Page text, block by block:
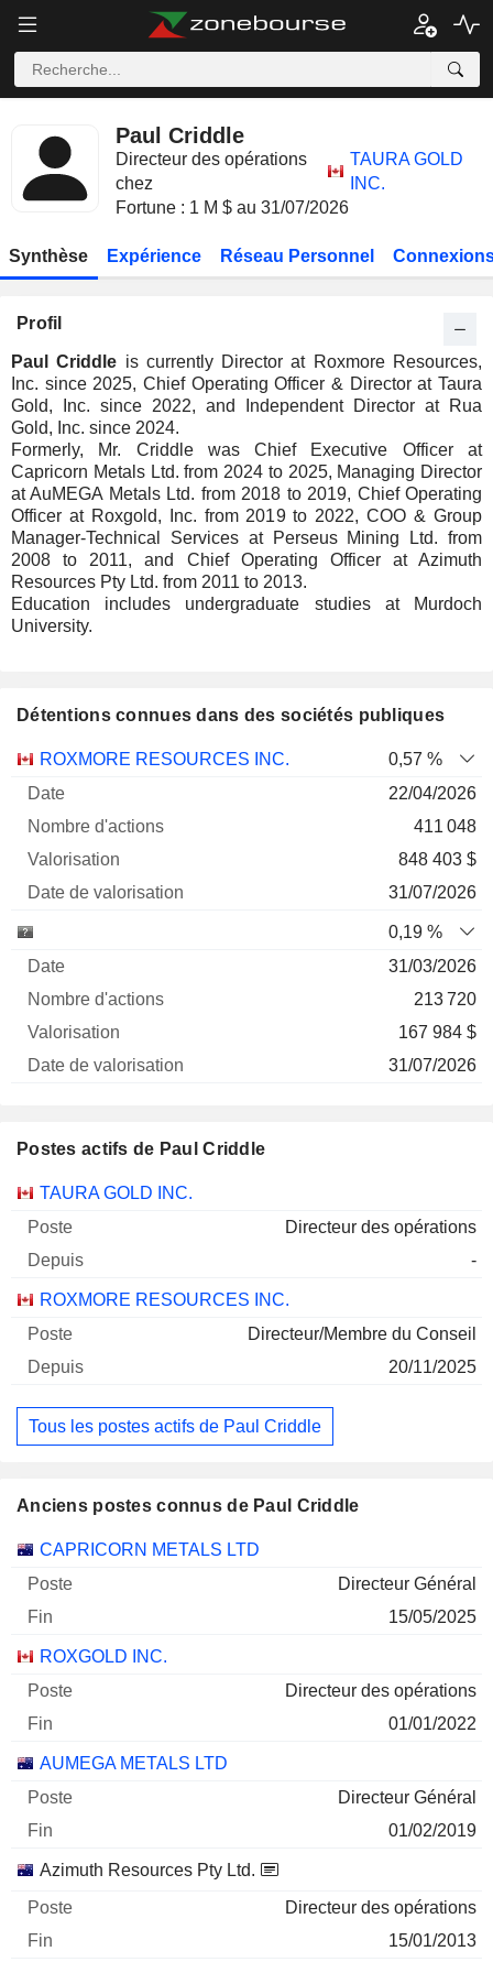
Paul Criddle
Directeur des opérations
chez
TAURA GOLD
INC.
Fortune : 1 M $ au 31/07/2026
Synthèse Expérience Réseau Personnel
Profil
Paul Criddle is currently Director at Roxmore Resources,
Inc. since 2025, Chief Operating Officer & Director at Taura
Gold, Inc. since 2022, and Independent Director at Rua
Gold, Inc. since 2024.
Formerly, Mr. Criddle was Chief Executive Officer at
Capricorn Metals Ltd. from 2024 to 2025, Managing Director
at AuMEGA Metals Ltd. from 2018 to 2019, Chief Operating
Officer at Roxgold, Inc. from 2019 to 2022, COO & Group
Manager-Technical Services at Perseus Mining Ltd. from
2008 to 2011, and Chief Operating Officer at Azimuth
Resources Pty Ltd. from 2011 to 2013.
Education includes undergraduate studies at Murdoch
University.
Détentions connues dans des sociétés publiques
Nombre
Date de
ROXMORE RESOURCES INC.
0,57 %
22/04/2026
411 048
848 403 $
31/07/2026
0,19 %
31/03/2026
213 720
167 984 $
31/07/2026
Postes actifs de Paul Criddle
Sociétés Poste Début
TAURA GOLD INC.
Directeur des opérations
-
ROXMORE RESOURCES INC.
Directeur/Membre du Conseil
20/11/2025
Tous les postes actifs de Paul Criddle
Anciens postes connus de Paul Criddle
Sociétés Poste Fin
CAPRICORN METALS LTD
Directeur Général
15/05/2025
ROXGOLD INC.
Directeur des opérations
01/01/2022
AUMEGA METALS LTD
Directeur Général
01/02/2019
Azimuth Resources Pty Ltd.
Directeur des opérations
15/01/2013